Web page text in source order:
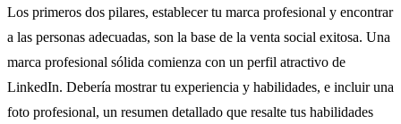
Los primeros dos pilares, establecer tu marca profesional y encontrar
a las personas adecuadas, son la base de la venta social exitosa. Una
marca profesional sólida comienza con un perfil atractivo de
LinkedIn. Debería mostrar tu experiencia y habilidades, e incluir una
foto profesional, un resumen detallado que resalte tus habilidades